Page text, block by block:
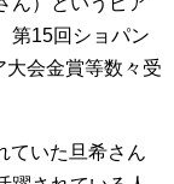
第15回ショパン
大会金賞等数々受
いた旦希さん